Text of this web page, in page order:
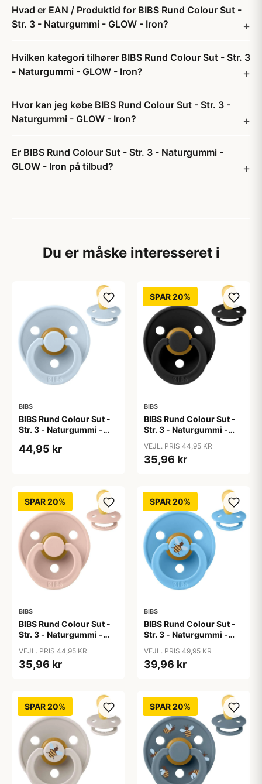
Hvad er EAN / Produktid for BIBS Rund Colour Sut -
Str. 3 - Naturgummi - GLOW - Iron?
Hvilken kategori tilhører BIBS Rund Colour Sut - Str. 3
- Naturgummi - GLOW - Iron?
Hvor kan jeg købe BIBS Rund Colour Sut - Str. 3 -
Naturgummi - GLOW - Iron?
Er BIBS Rund Colour Sut - Str. 3 - Naturgummi -
GLOW - Iron på tilbud?
Du er måske interesseret i
BIBS
BIBS Rund Colour Sut -
Str. 3 - Naturgummi -
44,95 kr
SPAR 20%
BIBS
BIBS Rund Colour Sut -
Str. 3 - Naturgummi -
VEJL. PRIS 44,95 KR
35,96 kr
SPAR 20%
BIBS
BIBS Rund Colour Sut -
Str. 3 - Naturgummi -
VEJL. PRIS 44,95 KR
35,96 kr
SPAR 20%
BIBS
BIBS Rund Colour Sut -
Str. 3 - Naturgummi -
Breeze
VEJL. PRIS 49,95 KR
39,96 kr
SPAR 20% SPAR 20%